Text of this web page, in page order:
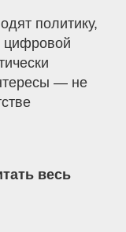
политику,
цифровой
— не
весь